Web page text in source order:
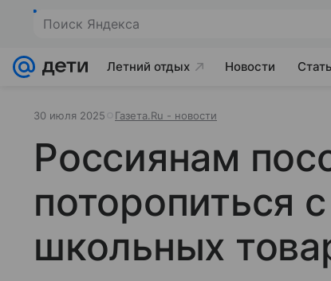
Поиск Яндекса
Летний отдых Новости
30 июля 2025 Газета.Ru - новости
Россиянам
поторопиться
школьных